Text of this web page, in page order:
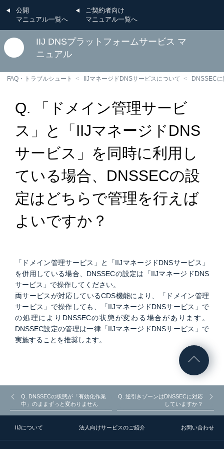
公開
マニュアル一覧へ
ご契約者向け
マニュアル一覧へ
IIJ DNSプラットフォームサービス マ
ニュアル
FAQ・トラブルシュート IIJマネージドDNSサービスについて DNSSEC
Q. 「ドメイン管理サービ
ス」と「IIJマネージドDNS
サービス」を同時に利用し
ている場合、DNSSECの設
定はどちらで管理を行えば
よいですか？
「ドメイン管理サービス」と「IIJマネージドDNSサービス」
を併用している場合、DNSSECの設定は「IIJマネージドDNS
サービス」で操作してください。
両サービスが対応しているCDS機能により、「ドメイン管理
サービス」で操作しても、「IIJマネージドDNSサービス」で
の処理によりDNSSECの状態が変わる場合があります。
DNSSEC設定の管理は一律「IIJマネージドDNSサービス」で
実施することを推奨します。
Q. DNSSECの状態が「有効化作業
中」のままずっと変わりません
Q. 逆引きゾーンはDNSSECに対応
していますか？
IIJについて 法人向けサービスのご紹介 お問い合わせ